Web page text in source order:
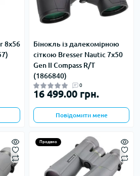
8x56
Бінокль із далекомірною
сіткою Bresser Nautic 7x50
Gen II Compass R/T
(1866840)
0
16 499.00 грн.
Повідомити мене
Продано